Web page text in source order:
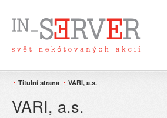
Titulní strana VARI, a.s.
VARI, a.s.